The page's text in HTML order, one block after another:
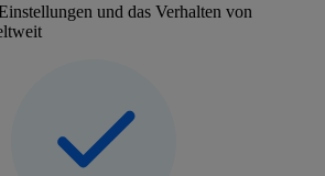
und das Verhalten von